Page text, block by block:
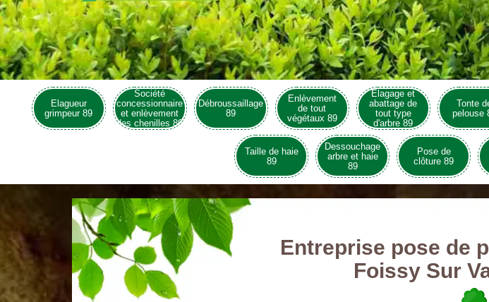
Elagueur
grimpeur 89
Société
concessionnaire
et enlèvement
des chenilles 89
Débroussaillage
89
Enlèvement
de tout
végétaux 89
Elagage et
abattage de
tout type
d'arbre 89
Tonte
pelouse
Taille de haie
89
Dessouchage
arbre et haie
89
Pose de
clôture 89
Entreprise pose de
Foissy Sur